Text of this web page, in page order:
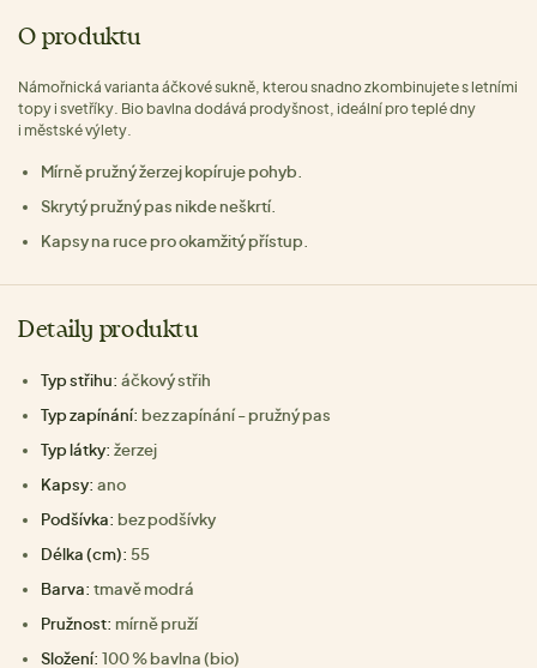
O produktu
Námořnická varianta áčkové sukně, kterou snadno zkombinujete s letními
topy i svetříky. Bio bavlna dodává prodyšnost, ideální pro teplé dny
i městské výlety.
Mírně pružný žerzej kopíruje pohyb.
Skrytý pružný pas nikde neškrtí.
Kapsy na ruce pro okamžitý přístup.
Detaily produktu
Typ střihu: áčkový střih
Typ zapínání: bez zapínání - pružný pas
Typ látky: žerzej
Kapsy: ano
Podšívka: bez podšívky
Délka (cm): 55
Barva: tmavě modrá
Pružnost: mírně pruží
Složení: 100 % bavlna (bio)